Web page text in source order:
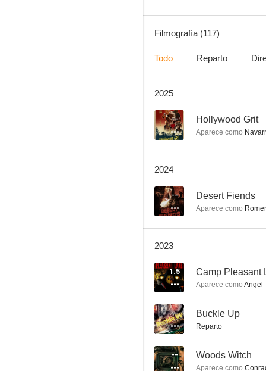
El profesional (Léon)
7.4
Filmografía (117)
Todo Reparto
2025
-- Hollywood Grit
Aparece como
2024
-- Desert Fiends
Aparece como
2023
1.5 Camp Pleasant
Aparece como Angel
-- Buckle Up
Reparto
-- Woods Witch
Aparece como